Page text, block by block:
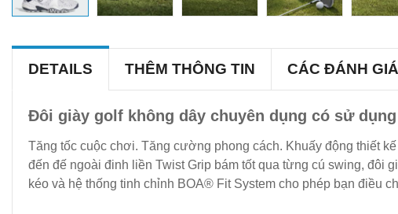
DETAILS THÊM THÔNG TIN CÁC ĐÁNH GIÁ
Đôi giày golf không dây chuyên dụng có sử
Tăng tốc cuộc chơi. Tăng cường phong cách. Khuấy động thiết
đến đế ngoài đinh liền Twist Grip bám tốt qua từng cú swing, đôi
kéo và hệ thống tinh chỉnh BOA® Fit System cho phép bạn điều